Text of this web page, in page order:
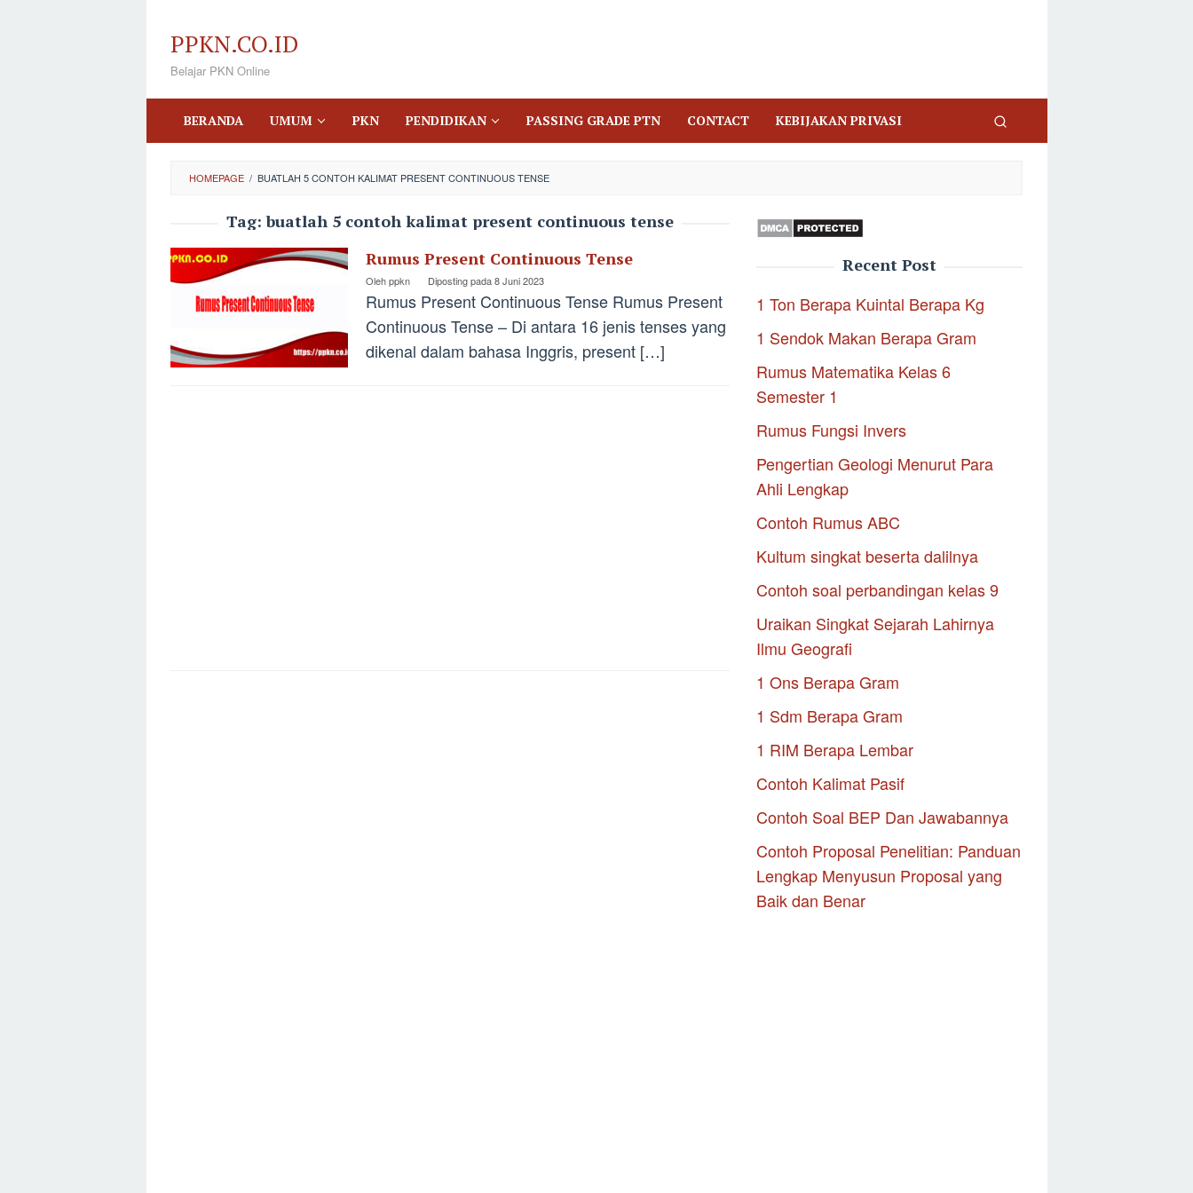
konten
PPKN.CO.ID
Belajar PKN Online
BERANDA UMUM PKN PENDIDIKAN PASSING GRADE PTN CONTACT KEBIJAKAN PRIVASI
HOMEPAGE / BUATLAH 5 CONTOH KALIMAT PRESENT CONTINUOUS TENSE
Tag:buatlah 5 contoh kalimat present continuous tense
Rumus Present Continuous Tense
Olehppkn Diposting pada8 Juni 2023
Rumus Present Continuous Tense Rumus Present
Continuous Tense – Di antara 16 jenis tenses yang
dikenal dalam bahasa Inggris, present […]
Recent Post
1 Ton Berapa Kuintal Berapa Kg
1 Sendok Makan Berapa Gram
Rumus Matematika Kelas 6
Semester 1
Rumus Fungsi Invers
Pengertian Geologi Menurut Para
Ahli Lengkap
Contoh Rumus ABC
Kultum singkat beserta dalilnya
Contoh soal perbandingan kelas 9
Uraikan Singkat Sejarah Lahirnya
Ilmu Geografi
1 Ons Berapa Gram
1 Sdm Berapa Gram
1 RIM Berapa Lembar
Contoh Kalimat Pasif
Contoh Soal BEP Dan Jawabannya
Contoh Proposal Penelitian: Panduan
Lengkap Menyusun Proposal yang
Baik dan Benar